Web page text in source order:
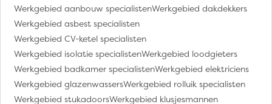
Werkgebied aanbouw specialistenWerkgebied dakdekkers
Werkgebied asbest specialisten
Werkgebied CV-ketel specialisten
Werkgebied isolatie specialistenWerkgebied loodgieters
Werkgebied badkamer specialistenWerkgebied elektriciens
Werkgebied glazenwassersWerkgebied rolluik specialisten
Werkgebied stukadoorsWerkgebied klusjesmannen